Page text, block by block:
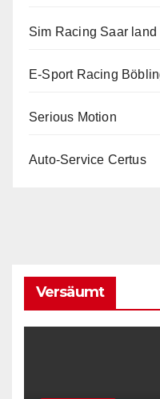
Sim Racing Saar land
E-Sport Racing
Serious Motion
Auto-Service Certus
Versäumt